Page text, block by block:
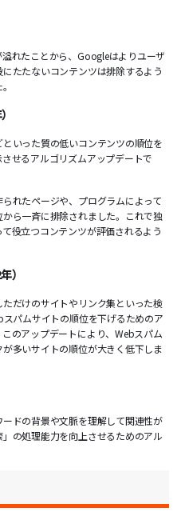
れたことから、Googleはよりユーザ
たたないコンテンツは排除するよう
いった質の低いコンテンツの順位を
せるアルゴリズムアップデートで
れたページや、プログラムによって
ら一斉に排除されました。これで独
役立つコンテンツが評価されるよう
）
だけのサイトやリンク集といった検
パムサイトの順位を下げるためのア
のアップデートにより、Webスパム
多いサイトの順位が大きく低下しま
ドの背景や文脈を理解して関連性が
の処理能力を向上させるためのアル